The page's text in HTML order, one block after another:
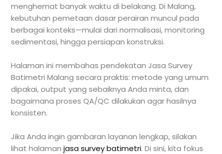
menghemat banyak waktu di belakang. Di Malang,
kebutuhan pemetaan dasar perairan muncul pada
berbagai konteks—mulai dari normalisasi, monitoring
sedimentasi, hingga persiapan konstruksi.
Halaman ini membahas pendekatan Jasa Survey
Batimetri Malang secara praktis: metode yang umum
dipakai, output yang sebaiknya Anda minta, dan
bagaimana proses QA/QC dilakukan agar hasilnya
konsisten.
Jika Anda ingin gambaran layanan lengkap, silakan
lihat halamanjasa survey batimetri. Di sini, kita fokus